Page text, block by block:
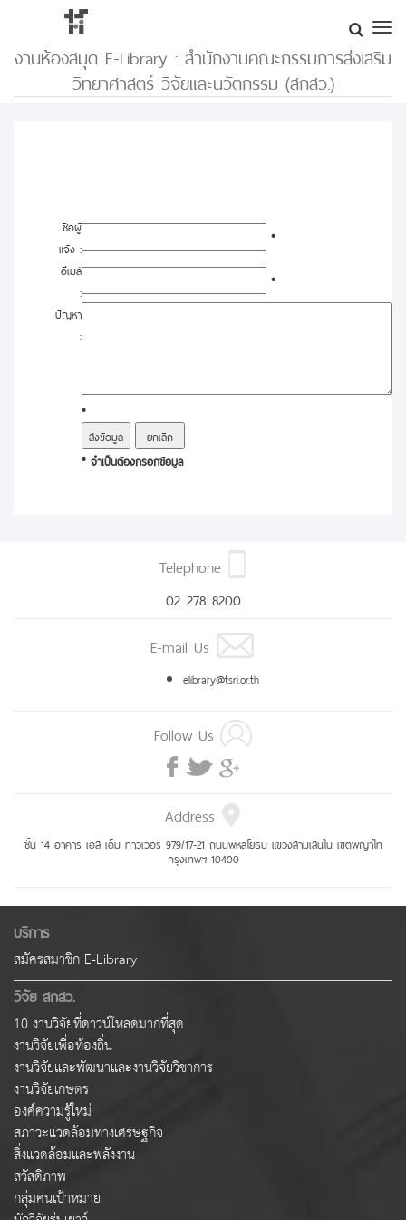
งานห้องสมุด E-Library : สำนักงานคณะกรรมการส่งเสริม
วิทยาศาสตร์ วิจัยและนวัตกรรม (สกสว.)
ชื่อผู้
แจ้ง :
*
อีเมล์
:
*
ปัญหา
:
*
* จำเป็นต้องกรอกข้อมูล
Telephone
02 278 8200
E-mail Us
elibrary@tsri.or.th
Follow Us
Address
ชั้น 14 อาคาร เอส เอ็ม ทาวเวอร์ 979/17-21 ถนนพหลโยธิน แขวงสามเสนใน เขตพญาไท
กรุงเทพฯ 10400
บริการ
สมัครสมาชิก E-Library
วิจัย สกสว.
10 งานวิจัยที่ดาวน์โหลดมากที่สุด
งานวิจัยเพื่อท้องถิ่น
งานวิจัยและพัฒนาและงานวิจัยวิชาการ
งานวิจัยเกษตร
องค์ความรู้ใหม่
สภาวะแวดล้อมทางเศรษฐกิจ
สิ่งแวดล้อมและพลังงาน
สวัสดิภาพ
กลุ่มคนเป้าหมาย